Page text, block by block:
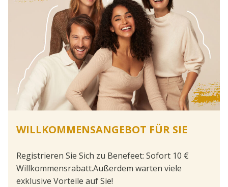
WILLKOMMENSANGEBOT FÜR SIE
Registrieren Sie Sich zu Benefeet: Sofort 10 €
Willkommensrabatt.Außerdem warten viele
exklusive Vorteile auf Sie!